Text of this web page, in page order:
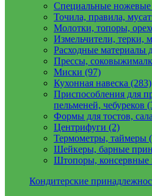
Специальные
Точила, правила,
Молотки, топоры,
Измельчители, терки,
Расходные материалы
Прессы,
Миски (97)
Кухонная навеска (283)
Приспособления для
пельменей, чебуреков
Формы для тостов,
Центрифуги (2)
Термометры, таймеры
Шейкеры, барные
Штопоры, консервные
Кондитерские